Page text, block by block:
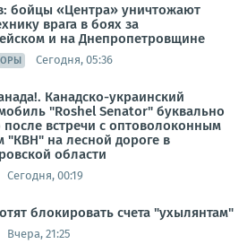
бойцы «Центра» уничтожают
врага в боях за
и на Днепропетровщине
Сегодня, 05:36
Канадско-украинский
"Roshel Senator" буквально
встречи с оптоволоконным
"КВН" на лесной дороге в
области
Сегодня, 00:19
блокировать счета "ухылянтам"
Вчера, 21:25